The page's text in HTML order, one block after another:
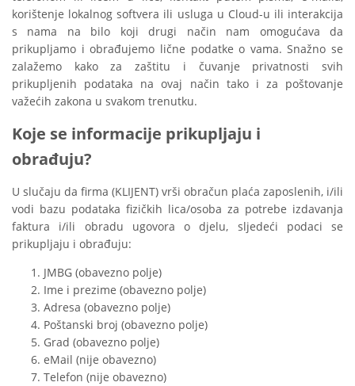
korištenje lokalnog softvera ili usluga u Cloud-u ili interakcija
s nama na bilo koji drugi način nam omogućava da
prikupljamo i obrađujemo lične podatke o vama. Snažno se
zalažemo kako za zaštitu i čuvanje privatnosti svih
prikupljenih podataka na ovaj način tako i za poštovanje
važećih zakona u svakom trenutku.
Koje se informacije prikupljaju i
obrađuju?
U slučaju da firma (KLIJENT) vrši obračun plaća zaposlenih, i/ili
vodi bazu podataka fizičkih lica/osoba za potrebe izdavanja
faktura i/ili obradu ugovora o djelu, sljedeći podaci se
prikupljaju i obrađuju:
JMBG (obavezno polje)
Ime i prezime (obavezno polje)
Adresa (obavezno polje)
Poštanski broj (obavezno polje)
Grad (obavezno polje)
eMail (nije obavezno)
Telefon (nije obavezno)